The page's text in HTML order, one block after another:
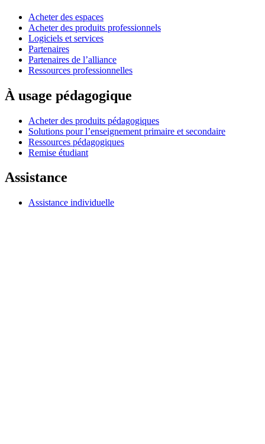
Acheter des espaces
Acheter des produits professionnels
Logiciels et services
Partenaires
Partenaires de l’alliance
Ressources professionnelles
À usage pédagogique
Acheter des produits pédagogiques
Solutions pour l’enseignement primaire et secondaire
Ressources pédagogiques
Remise étudiant
Assistance
Assistance individuelle